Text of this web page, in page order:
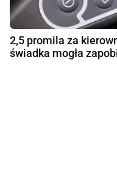
2,5 promila za
świadka mogła